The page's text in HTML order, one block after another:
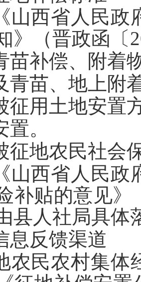
山西省人民政
》（晋政函〔
苗补偿、附着
青苗、地上附
征用土地安置
。
征地农民社会
山西省人民政
补贴的意见》
县人社局具体
息反馈渠道
农民农村集体